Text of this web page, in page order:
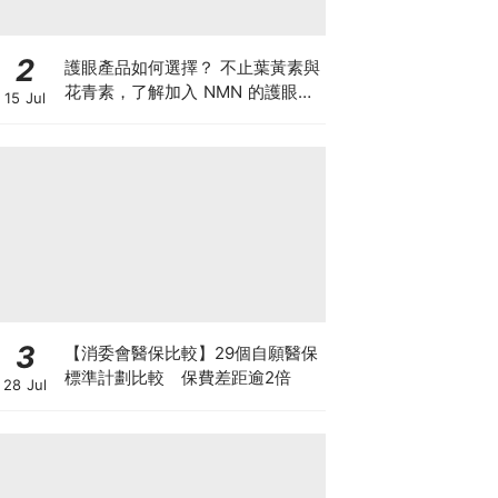
2
15 Jul
護眼產品如何選擇？ 不止葉黃素與
花青素，了解加入 NMN 的護眼方
3
28 Jul
【消委會醫保比較】29個自願醫保
標準計劃比較 保費差距逾2倍